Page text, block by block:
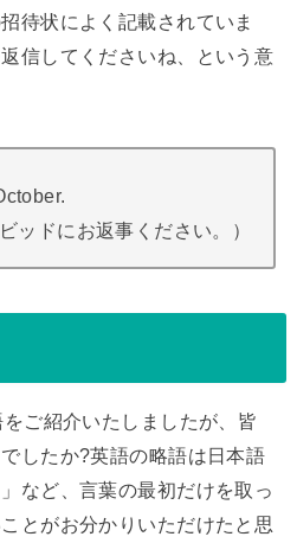
待状によく記載されていま
信してくださいね、という意
ッドにお返事ください。）
ご紹介いたしましたが、皆
したか?英語の略語は日本語
など、言葉の最初だけを取っ
とがお分かりいただけたと思